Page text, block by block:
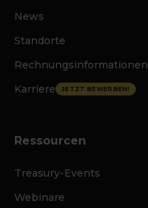
News
Standorte
Rechnungsinformationen
Karriere
JETZT BEWERBEN!
Ressourcen
Treasury-Events
Webinare